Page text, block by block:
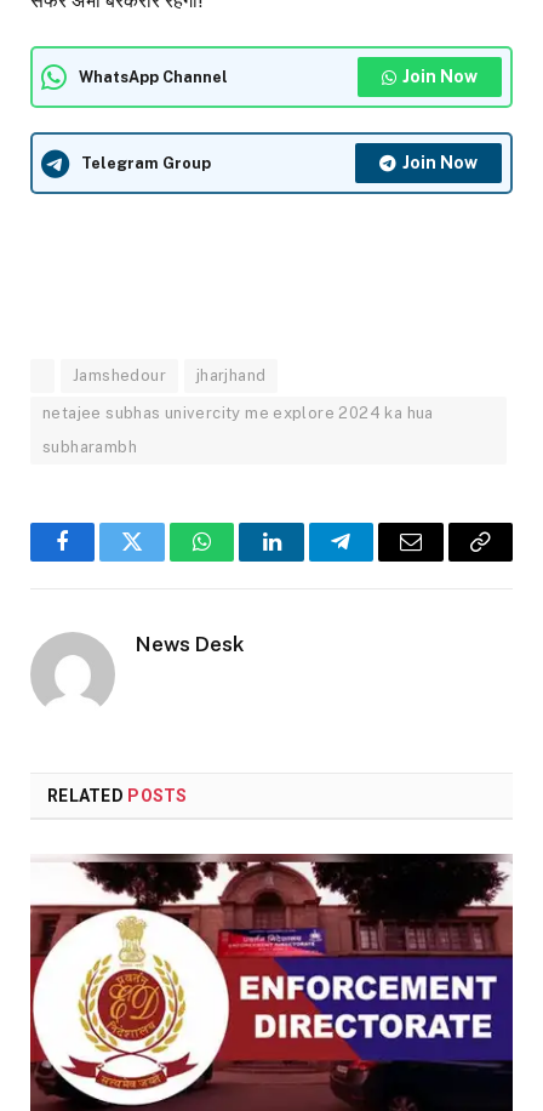
WhatsApp Channel Join Now
Telegram Group Join Now
Jamshedour jharjhand
netajee subhas univercity me explore 2024 ka hua
subharambh
FacebookTwitter WhatsAppLinkedInTelegramEmail
Copy
News Desk
RELATED POSTS